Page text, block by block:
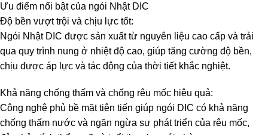
Ưu điểm nổi bật của ngói Nhật DIC
Độ bền vượt trội và chịu lực tốt:
Ngói Nhật DIC được sản xuất từ nguyên liệu cao cấp và trải
qua quy trình nung ở nhiệt độ cao, giúp tăng cường độ bền,
chịu được áp lực và tác động của thời tiết khắc nghiệt.
Khả năng chống thấm và chống rêu mốc hiệu quả:
Công nghệ phủ bề mặt tiên tiến giúp ngói DIC có khả năng
chống thấm nước và ngăn ngừa sự phát triển của rêu mốc,